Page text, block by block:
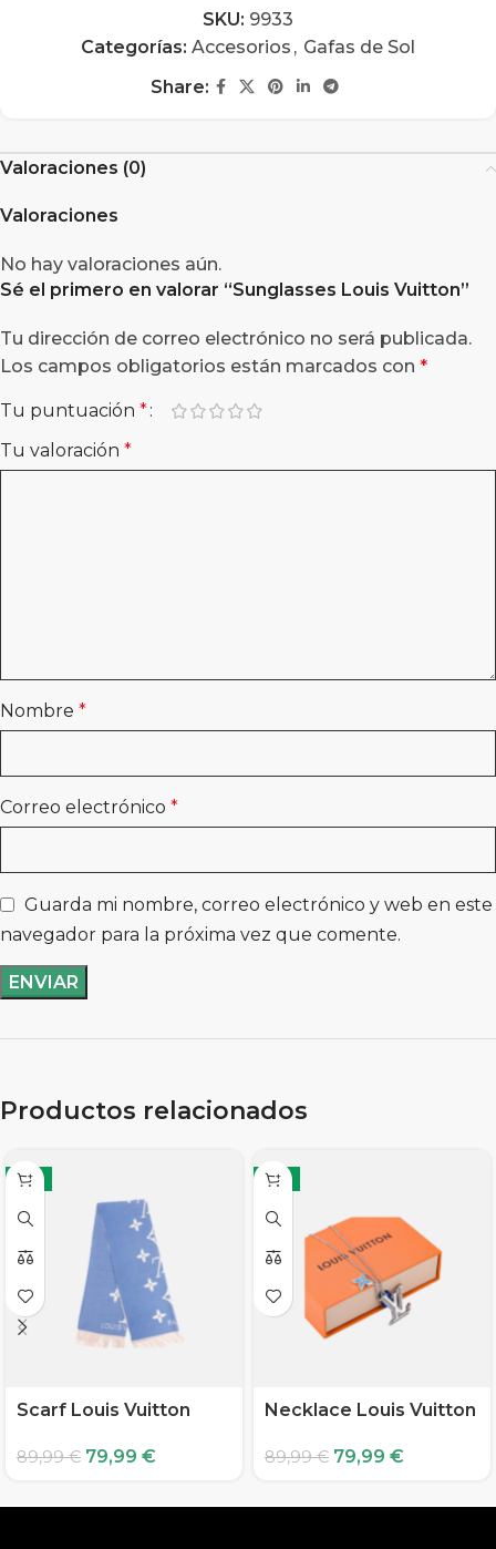
SKU: 9933
Categorías: Accesorios , Gafas de Sol
Share:
Valoraciones (0)
Valoraciones
No hay valoraciones aún.
Sé el primero en valorar “Sunglasses Louis Vuitton”
Tu dirección de correo electrónico no será publicada.
Los campos obligatorios están marcados con *
Tu puntuación *
Tu valoración *
Nombre *
Correo electrónico *
Guarda mi nombre, correo electrónico y web en este
navegador para la próxima vez que comente.
Productos relacionados
-11%
Scarf Louis Vuitton
89,99€ 79,99 €
-11%
Necklace Louis Vuitton
89,99€ 79,99 €